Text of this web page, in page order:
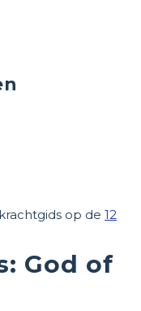
op de 12
God of